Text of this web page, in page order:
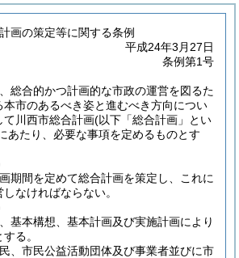
画の策定等に関する条例
平成24年3月27日
条例第1号
総合的かつ計画的な市政の運営を図るた
本市のあるべき姿と進むべき方向につい
て川西市総合計画(以下「総合計画」とい
あたり、必要な事項を定めるものとす
期間を定めて総合計画を策定し、これに
なければならない。
基本構想、基本計画及び実施計画により
る。
、市民公益活動団体及び事業者並びに市